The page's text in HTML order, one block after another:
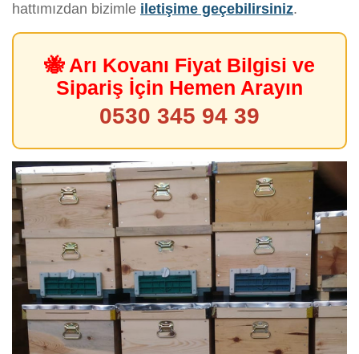
hattımızdan bizimle iletişime geçebilirsiniz.
🐝 Arı Kovanı Fiyat Bilgisi ve
Sipariş İçin Hemen Arayın
0530 345 94 39